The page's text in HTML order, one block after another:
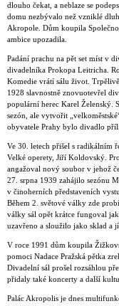
dlouho čekat, a neblaze se
domu nezbývalo než vzniklé
Akropole. Dům koupila
ambice upozadila.
Padání prachu na pět set míst v
divadelníka Prokopa Leitricha.
Komedie vrátí sálu život.
1928 slavnostně znovuotevřel
populární herec Karel Želenský.
sezón, ale vytvořit
obyvatele Prahy bylo divadlo
Ve 30. letech přišel s radikálním
Velké operety, Jiří Koldovský.
angažoval nový soubor v jehož
27. srpna 1939 zahájilo sezónu
v činoherních představeních
Během 2. světové války zde
války sál opět krátce fungoval
uzavřeno a sloužilo jako sklad a
V roce 1991 dům koupila
pomoci Nadace Pražská pětka
Divadelní sál prošel rozsáhlou
přidaly také koncerty a další
Palác Akropolis je dnes